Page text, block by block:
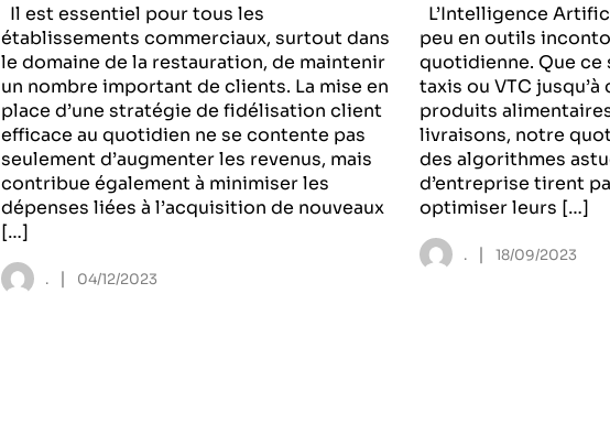
Il est essentiel pour tous les
établissements commerciaux, surtout dans
le domaine de la restauration, de maintenir
un nombre important de clients. La mise en
place d’une stratégie de fidélisation client
efficace au quotidien ne se contente pas
seulement d’augmenter les revenus, mais
contribue également à minimiser les
dépenses liées à l’acquisition de nouveaux
[…]
. | 04/12/2023
L’Intelligence
peu en outils
quotidienne. Que
taxis ou VTC
produits
livraisons, notre
des algorithmes
d’entreprise tirent
optimiser leurs […]
. | 18/09/2023